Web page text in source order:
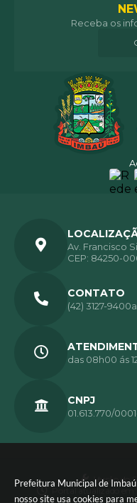
Prefeitura Municipal de
nosso site usa cookies para
Receba os
Av. Francisco
CEP: 84250-
CONTATO
(42) 3127-9400
das 08h00 ás
CNPJ
01.613.770/
Versão do
Portal atualizado em: